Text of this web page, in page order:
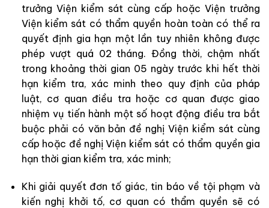
trưởng Viện kiểm sát cùng cấp hoặc Viện trưởng
Viện kiểm sát có thẩm quyền hoàn toàn có thể ra
quyết định gia hạn một lần tuy nhiên không được
phép vượt quá 02 tháng. Đồng thời, chậm nhất
trong khoảng thời gian 05 ngày trước khi hết thời
hạn kiểm tra, xác minh theo quy định của pháp
luật, cơ quan điều tra hoặc cơ quan được giao
nhiệm vụ tiến hành một số hoạt động điều tra bắt
buộc phải có văn bản đề nghị Viện kiểm sát cùng
cấp hoặc đề nghị Viện kiểm sát có thẩm quyền gia
hạn thời gian kiểm tra, xác minh;
Khi giải quyết đơn tố giác, tin báo về tội phạm và
kiến nghị khởi tố, cơ quan có thẩm quyền sẽ có